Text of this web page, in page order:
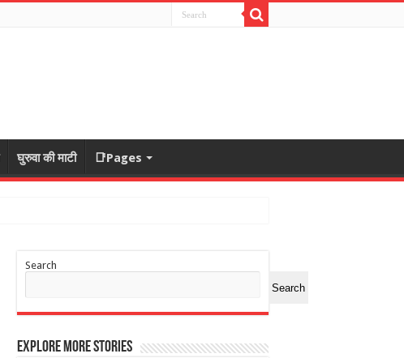
घुरुवा की माटी 📑Pages
Search
Search
Explore More Stories